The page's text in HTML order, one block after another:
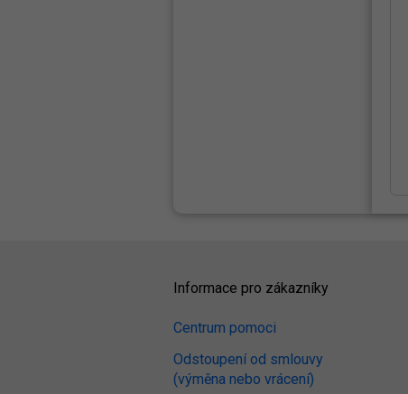
Informace pro zákazníky
Centrum pomoci
Odstoupení od smlouvy
(výměna nebo vrácení)